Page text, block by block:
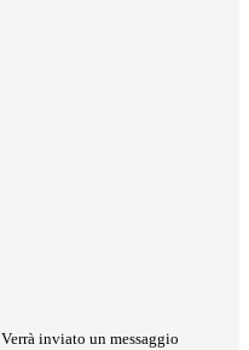
Verrà inviato un messaggio